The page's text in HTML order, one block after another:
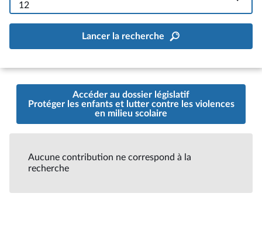
12
Lancer la recherche
Accéder au dossier législatif
Protéger les enfants et lutter contre les violences
en milieu scolaire
Aucune contribution ne correspond à la
recherche